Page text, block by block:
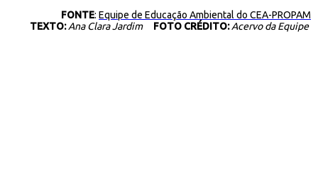
FONTE: Equipe de Educação Ambiental do CEA-PROPAM
TEXTO:Ana Clara Jardim FOTO CRÉDITO:Acervo da Equipe